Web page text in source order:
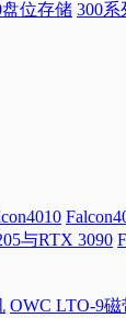
位存储 300系
与RTX 3090
OWC LTO-9磁